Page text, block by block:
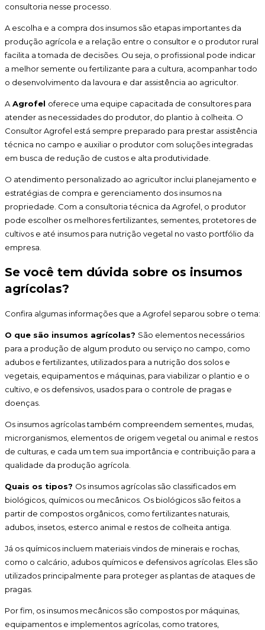
consultoria nesse processo.
A escolha e a compra dos insumos são etapas importantes da
produção agrícola e a relação entre o consultor e o produtor rural
facilita a tomada de decisões. Ou seja, o profissional pode indicar
a melhor semente ou fertilizante para a cultura, acompanhar todo
o desenvolvimento da lavoura e dar assistência ao agricultor.
A Agrofel oferece uma equipe capacitada de consultores para
atender as necessidades do produtor, do plantio à colheita. O
Consultor Agrofel está sempre preparado para prestar assistência
técnica no campo e auxiliar o produtor com soluções integradas
em busca de redução de custos e alta produtividade.
O atendimento personalizado ao agricultor inclui planejamento e
estratégias de compra e gerenciamento dos insumos na
propriedade. Com a consultoria técnica da Agrofel, o produtor
pode escolher os melhores fertilizantes, sementes, protetores de
cultivos e até insumos para nutrição vegetal no vasto portfólio da
empresa.
Se você tem dúvida sobre os insumos
agrícolas?
Confira algumas informações que a Agrofel separou sobre o tema:
O que são insumos agrícolas? São elementos necessários
para a produção de algum produto ou serviço no campo, como
adubos e fertilizantes, utilizados para a nutrição dos solos e
vegetais, equipamentos e máquinas, para viabilizar o plantio e o
cultivo, e os defensivos, usados para o controle de pragas e
doenças.
Os insumos agrícolas também compreendem sementes, mudas,
microrganismos, elementos de origem vegetal ou animal e restos
de culturas, e cada um tem sua importância e contribuição para a
qualidade da produção agrícola.
Quais os tipos? Os insumos agrícolas são classificados em
biológicos, químicos ou mecânicos. Os biológicos são feitos a
partir de compostos orgânicos, como fertilizantes naturais,
adubos, insetos, esterco animal e restos de colheita antiga.
Já os químicos incluem materiais vindos de minerais e rochas,
como o calcário, adubos químicos e defensivos agrícolas. Eles são
utilizados principalmente para proteger as plantas de ataques de
pragas.
Por fim, os insumos mecânicos são compostos por máquinas,
equipamentos e implementos agrícolas, como tratores,